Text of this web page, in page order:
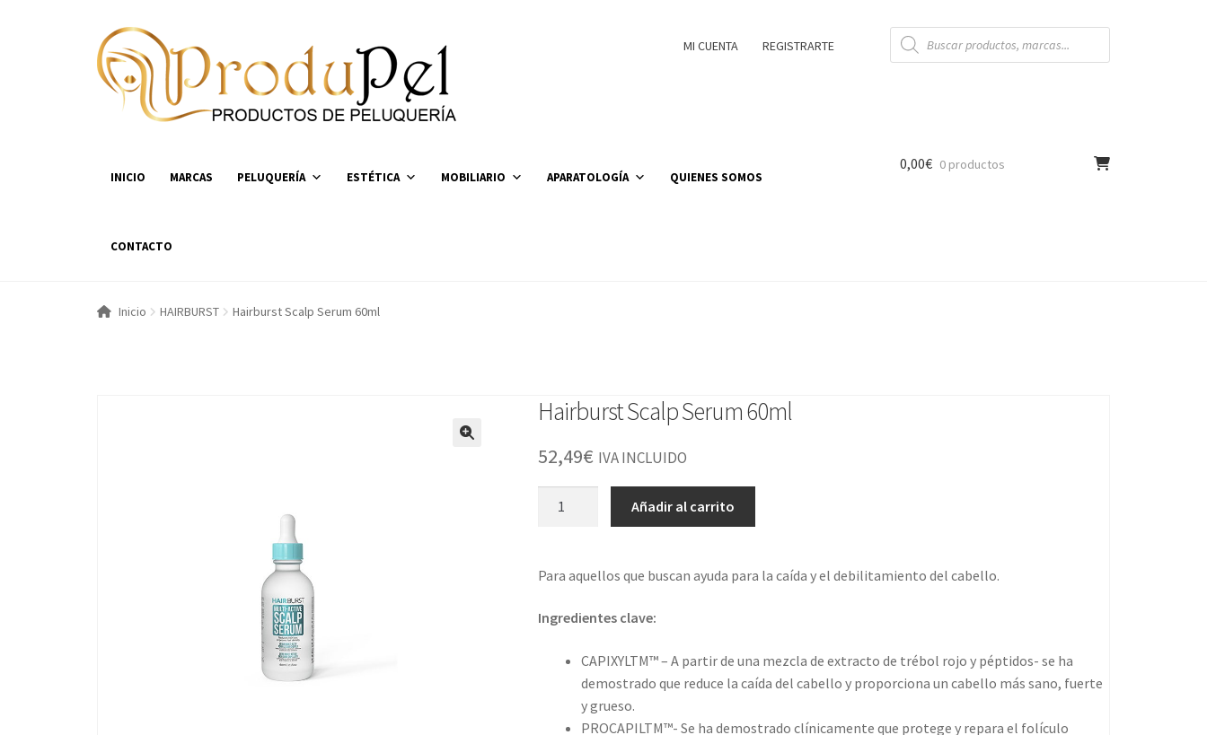
Ir
a
la
navegación
Ir
al
contenido
MI CUENTA REGISTRARTE
Búsqueda
de
productos
INICIO MARCAS PELUQUERÍA ESTÉTICA MOBILIARIO APARATOLOGÍA QUIENES SOMOS
CONTACTO
0,00€ 0 productos
Inicio HAIRBURST Hairburst Scalp Serum 60ml
Hairburst Scalp Serum 60ml
52,49€ IVA INCLUIDO
cantidad
Añadir al carrito
Para aquellos que buscan ayuda para la caída y el debilitamiento del cabello.
Ingredientes clave:
CAPIXYLTM™ – A partir de una mezcla de extracto de trébol rojo y péptidos- se ha
demostrado que reduce la caída del cabello y proporciona un cabello más sano, fuerte
y grueso.
PROCAPILTM™- Se ha demostrado clínicamente que protege y repara el folículo